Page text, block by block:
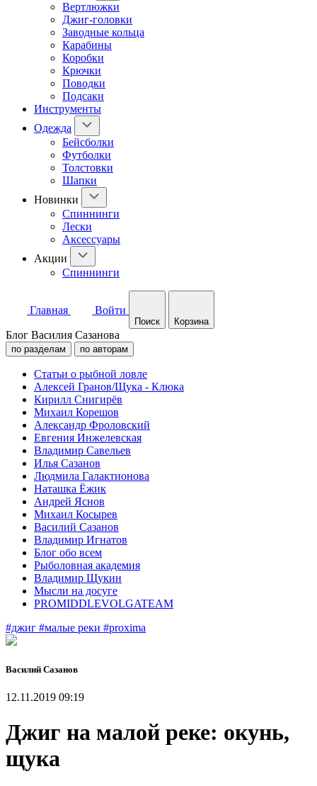
Вертлюжки
Джиг-головки
Заводные кольца
Карабины
Коробки
Крючки
Поводки
Подсаки
Инструменты
Одежда
Бейсболки
Футболки
Толстовки
Шапки
Новинки
Спиннинги
Лески
Аксессуары
Акции
Спиннинги
Главная Войти
Поиск Корзина
Блог Василия Сазанова
по разделам по авторам
Статьи о рыбной ловле
Алексей Гранов/Щука - Клюка
Кирилл Снигирёв
Михаил Корешов
Александр Фроловский
Евгения Инжелевская
Владимир Савельев
Илья Сазанов
Людмила Галактионова
Наташка Ёжик
Андрей Яснов
Михаил Косырев
Василий Сазанов
Владимир Игнатов
Блог обо всем
Рыболовная академия
Владимир Щукин
Мысли на досуге
PROMIDDLEVOLGATEAM
#джиг #малые реки #proxima
Василий Сазанов
12.11.2019 09:19
Джиг на малой реке: окунь,
щука